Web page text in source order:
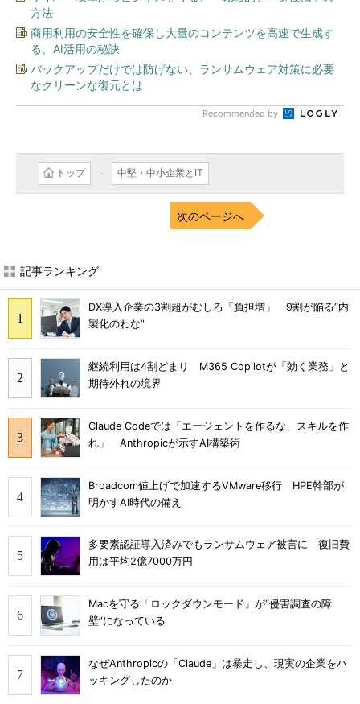
方法
商用利用の安全性を確保し大量のコンテンツを高速で生成す
る、AI活用の秘訣
バックアップだけでは防げない、ランサムウェア対策に必要
なクリーンな復元とは
Recommended by
トップ 中堅・中小企業とIT
次のページへ
記事ランキング
DX導入企業の3割超がむしろ「負担増」 9割が陥る“内
製化のわな”
継続利用は4割どまり M365 Copilotが「効く業務」と
期待外れの境界
Claude Codeでは「エージェントを作るな、スキルを作
れ」 Anthropicが示すAI構築術
Broadcom値上げで加速するVMware移行 HPE幹部が
明かすAI時代の備え
多要素認証導入済みでもランサムウェア被害に 復旧費
用は平均2億7000万円
Macを守る「ロックダウンモード」が“侵害調査の障
壁”になっている
なぜAnthropicの「Claude」は暴走し、現実の企業をハ
ッキングしたのか